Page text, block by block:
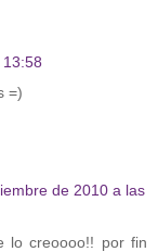
=)
de 2010 a las
lo creoooo!! por fin